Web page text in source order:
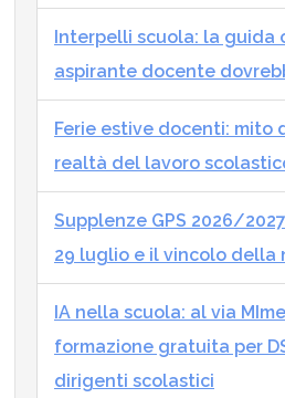
Interpelli scuola: la guida
aspirante docente
Ferie estive docenti: mito
realtà del lavoro
Supplenze GPS 2026/
29 luglio e il vincolo della
IA nella scuola: al via
formazione gratuita per
dirigenti scolastici